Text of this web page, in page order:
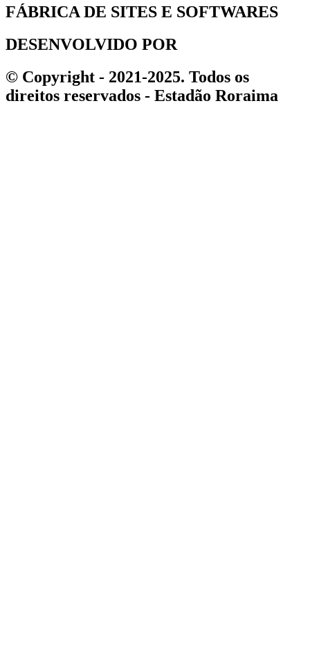
FÁBRICA DE SITES E SOFTWARES
DESENVOLVIDO POR
© Copyright - 2021-2025. Todos os
direitos reservados - Estadão Roraima